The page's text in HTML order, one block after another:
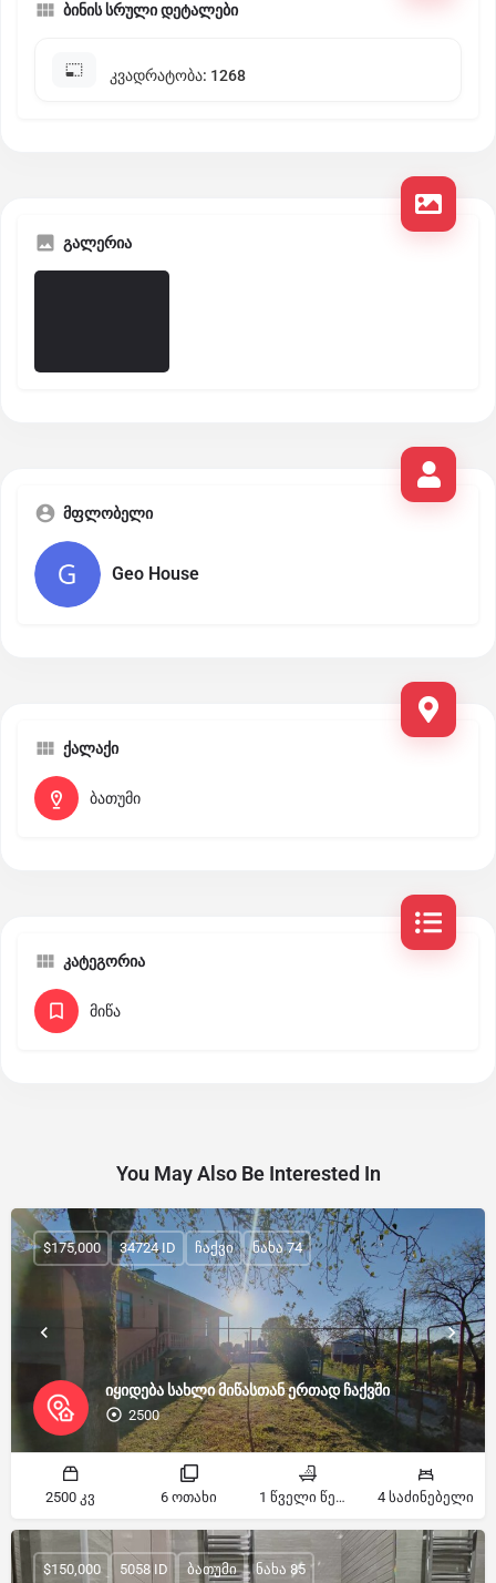
ბინის სრული დეტალები
კვადრატობა: 1268
გალერია
მფლობელი
Geo House
ქალაქი
ბათუმი
კატეგორია
მიწა
You May Also Be Interested In
იყიდება სახლი მიწასთან ერთად ჩაქვში
2500
$175,000 34724 ID ჩაქვი ნახა 74
2500 კვ 6 ოთახი 1 წველი წერტილი 4 საძინებელი
$150,000 5058 ID ბათუმი ნახა 85